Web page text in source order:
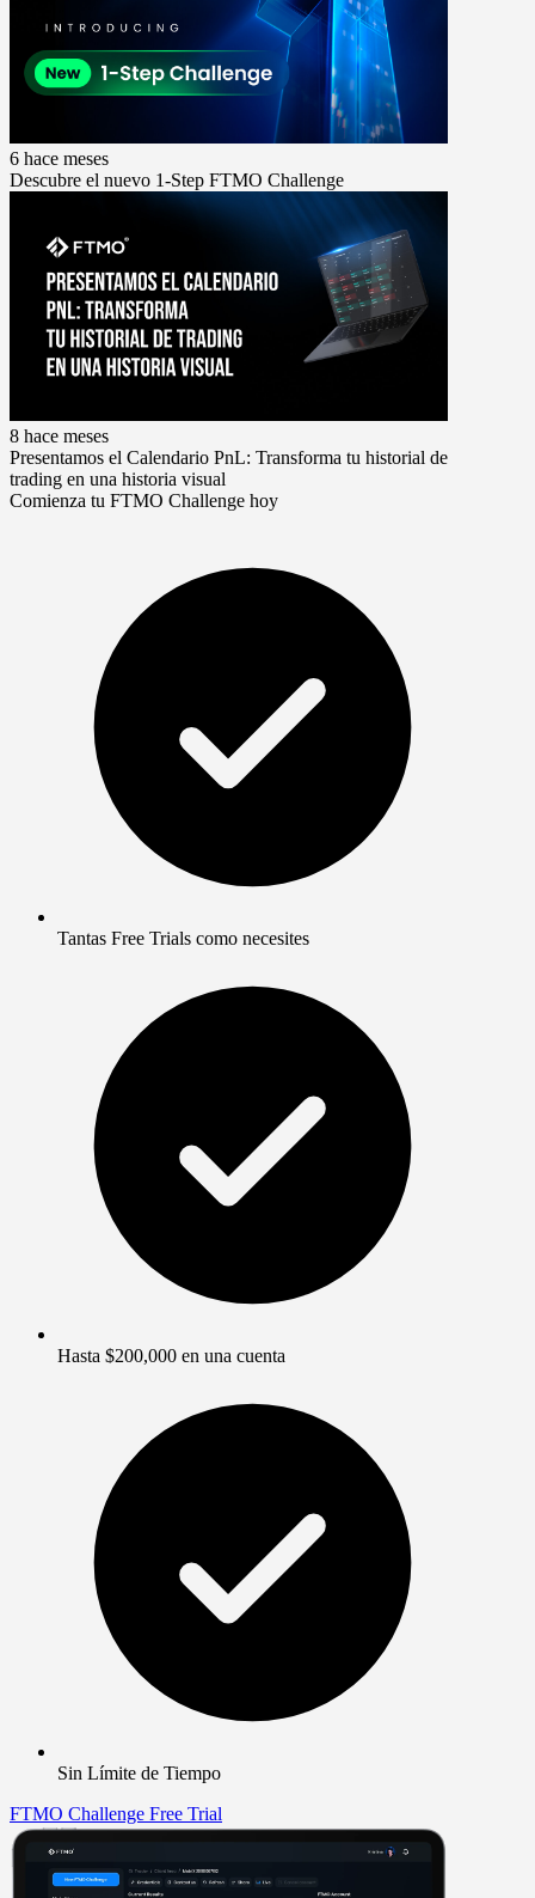
6 hace meses
Descubre el nuevo 1-Step FTMO Challenge
8 hace meses
Presentamos el Calendario PnL: Transforma tu historial de
trading en una historia visual
Comienza tu FTMO Challenge hoy
Tantas Free Trials como necesites
Hasta $200,000 en una cuenta
Sin Límite de Tiempo
FTMO Challenge Free Trial